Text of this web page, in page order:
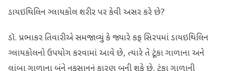
ડાયઇથિલિન ગ્લાયકોલ શરીર પર કેવી અસર કરે છે?
ડૉ. પ્રભાકર તિવારીએ સમજાવ્યું કે જ્યારે કફ સિરપમાં ડાયઇથિલિન
ગ્લાયકોલનો ઉપયોગ કરવામાં આવે છે, ત્યારે તે ટૂંકા ગાળાના અને